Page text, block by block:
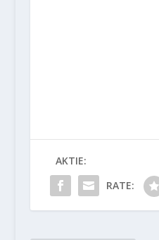
AKTIE:
RATE: